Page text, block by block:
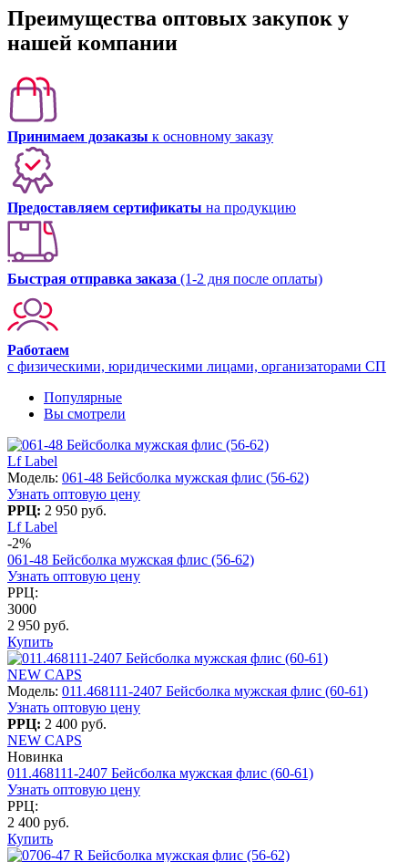
Преимущества оптовых закупок у
нашей компании
Принимаем дозаказы к основному заказу
Предоставляем сертификаты на продукцию
Быстрая отправка заказа (1-2 дня после оплаты)
Работаем
с физическими, юридическими лицами, организаторами СП
Популярные
Вы смотрели
Lf Label
Модель: 061-48 Бейсболка мужская флис (56-62)
Узнать оптовую цену
РРЦ: 2 950 руб.
Lf Label
-2%
061-48 Бейсболка мужская флис (56-62)
Узнать оптовую цену
РРЦ:
3000
2 950 руб.
Купить
NEW CAPS
Модель: 011.468111-2407 Бейсболка мужская флис (60-61)
Узнать оптовую цену
РРЦ: 2 400 руб.
NEW CAPS
Новинка
011.468111-2407 Бейсболка мужская флис (60-61)
Узнать оптовую цену
РРЦ:
2 400 руб.
Купить